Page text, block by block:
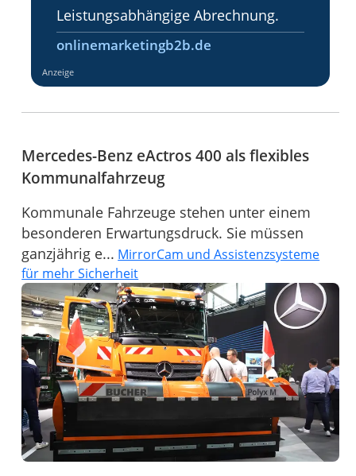
Leistungsabhängige Abrechnung.
onlinemarketingb2b.de
Anzeige
Mercedes-Benz eActros 400 als flexibles
Kommunalfahrzeug
Kommunale Fahrzeuge stehen unter einem
besonderen Erwartungsdruck. Sie müssen
ganzjährig e... MirrorCam und Assistenzsysteme
für mehr Sicherheit